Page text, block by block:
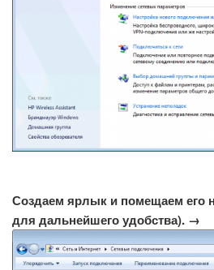
Создаем ярлык и помещаем его
для дальнейшего удобства). →